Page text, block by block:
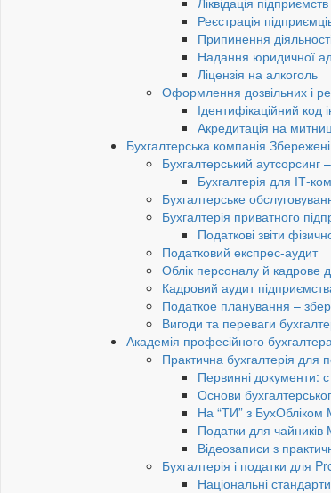
Реєстрація
Припинення
Надання юридичної
Ліцензія на алкоголь
Оформлення дозвільних і
Ідентифікаційний
Акредитація на
Бухгалтерська компанія
Бухгалтерський аутсорсинг
Бухгалтерія для ІТ-
Бухгалтерське
Бухгалтерія приватного
Податкові звіти
Податковий експрес-аудит
Облік персоналу й кадрове
Кадровий аудит
Податкое планування –
Вигоди та переваги
Академія професійного
Практична бухгалтерія для
Первинні документи:
Основи
На “ТИ” з БухОбліком
Податки для
Відеозаписи з
Бухгалтерія і податки для
Національні